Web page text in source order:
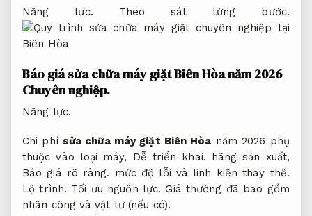
Năng lực. Theo sát từng bước.
Báo giá sửa chữa máy giặt Biên Hòa năm 2026
Chuyên nghiệp.
Năng lực.
Chi phí sửa chữa máy giặt Biên Hòa năm 2026 phụ
thuộc vào loại máy, Dễ triển khai. hãng sản xuất,
Báo giá rõ ràng. mức độ lỗi và linh kiện thay thế.
Lộ trình. Tối ưu nguồn lực. Giá thường đã bao gồm
nhân công và vật tư (nếu có).